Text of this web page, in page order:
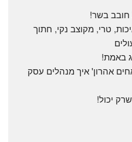
חובב בשר!
באמת!
יכול!